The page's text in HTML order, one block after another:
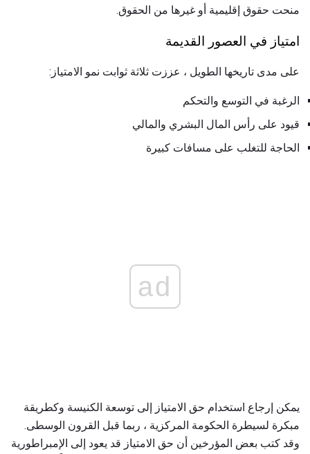
منحت حقوق إقليمية أو غيرها من الحقوق.
امتياز في العصور القديمة
على مدى تاريخها الطويل ، عززت ثلاثة ثوابت نمو الامتياز:
الرغبة في التوسع والتحكم
قيود على رأس المال البشري والمالي
الحاجة للتغلب على مسافات كبيرة
ad
يمكن إرجاع استخدام حق الامتياز إلى توسعة الكنيسة وكطريقة
مبكرة لسيطرة الحكومة المركزية ، ربما قبل القرون الوسطى.
وقد كتب بعض المؤرخين أن حق الامتياز قد يعود إلى الإمبراطورية